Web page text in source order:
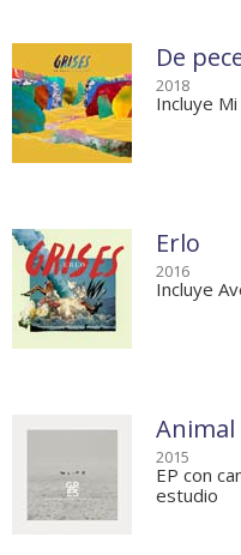
De
2018
Incluye
Erlo
2016
Incluye
2015
EP con
estudio